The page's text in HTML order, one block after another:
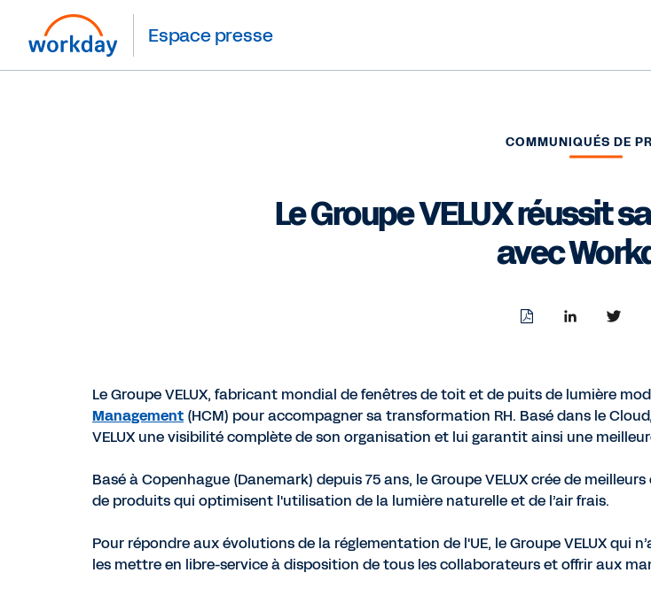
Espace presse
COMMUNIQUÉS DE
Le Groupe VELUX réussit
avec
DownloadShare
Le Groupe VELUX, fabricant mondial de fenêtres de toit et de puits de lumière
Management (HCM) pour accompagner sa transformation RH. Basé dans le
VELUX une visibilité complète de son organisation et lui garantit ainsi une
Basé à Copenhague (Danemark) depuis 75 ans, le Groupe VELUX crée de
de produits qui optimisent l'utilisation de la lumière naturelle et de l’air frais.
Pour répondre aux évolutions de la réglementation de l'UE, le Groupe VELUX qui
les mettre en libre-service à disposition de tous les collaborateurs et offrir aux